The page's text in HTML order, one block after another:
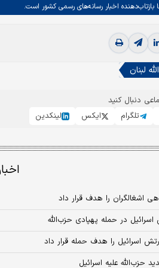
بازتاب‌دهنده اخبار رسانه‌های رسمی کشور است.
لبنان
دنبال کنید
تلگرام ایکس لینکدین
اشغالگران را هدف قرار داد
در حمله پهپادی حزب‌الله
اسرائیل را هدف حمله قرار داد
حزب‌الله علیه اسرائیل